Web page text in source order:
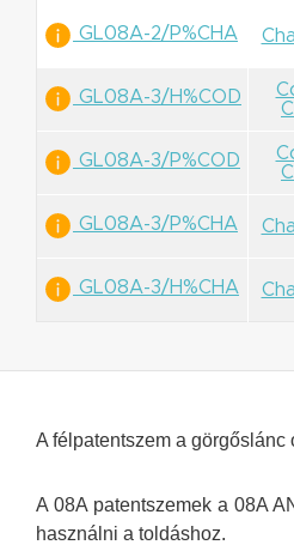
GL08A-2/P%CHA
GL08A-3/H%COD
GL08A-3/P%COD
GL08A-3/P%CHA
GL08A-3/H%CHA
A félpatentszem a
A 08A patentszemek a 08A
használni a toldáshoz.